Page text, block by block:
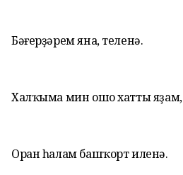
Бәғерҙәрем яна, теленә.
Халҡыма мин ошо хатты яҙам,
Оран һалам башҡорт иленә.